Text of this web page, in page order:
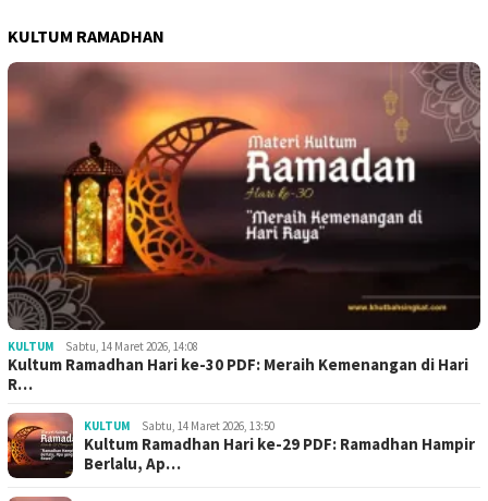
KULTUM RAMADHAN
KULTUM Sabtu, 14 Maret 2026, 14:08
Kultum Ramadhan Hari ke-30 PDF: Meraih Kemenangan di Hari
R…
KULTUM Sabtu, 14 Maret 2026, 13:50
Kultum Ramadhan Hari ke-29 PDF: Ramadhan Hampir
Berlalu, Ap…